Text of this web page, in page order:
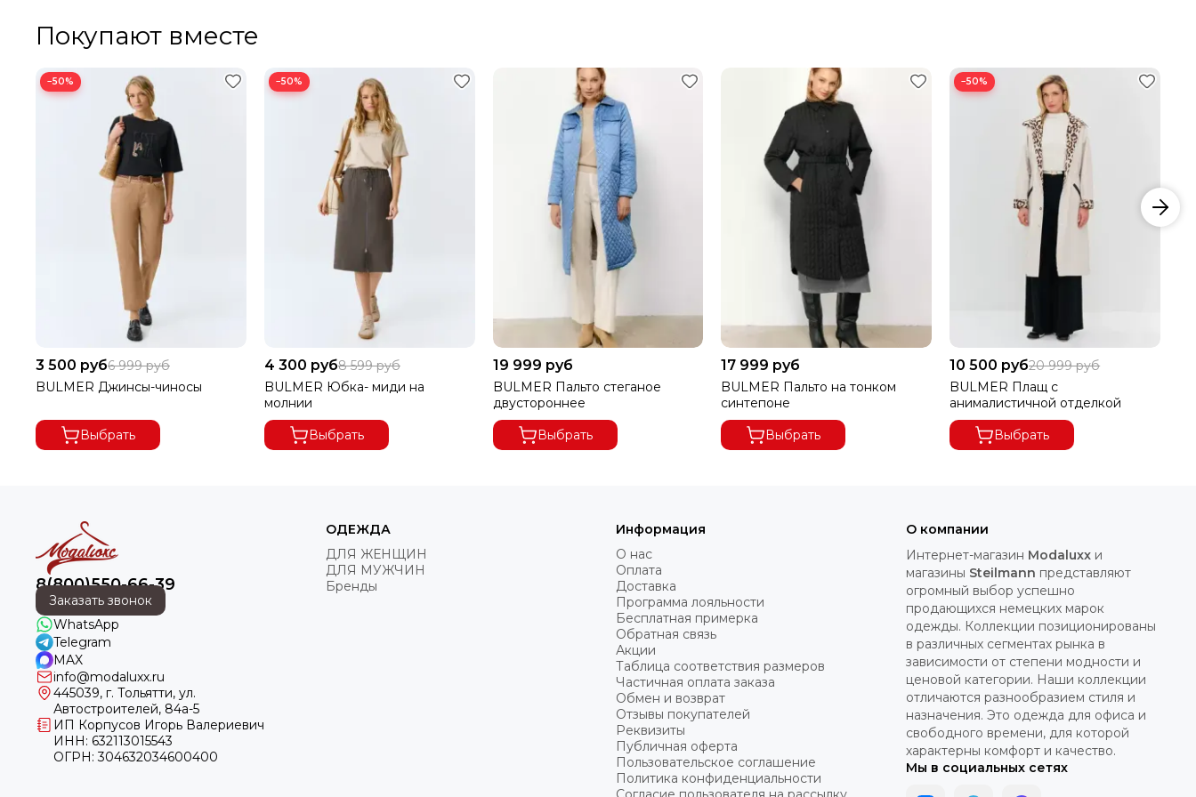
ПРИ ОТКАЗЕ ОТ ПОСЫЛКИ И ЕСЛИ СУММА ТОВАРА ПРИ ЧАСТИЧНОМ ВЫКУПЕ
ЗАКАЗА МЕНЕЕ 8000 РУБ., ПОЛУЧАТЕЛЬ ОПЛАЧИВАЕТ ДОСТАВКУ 100%.
Покупают вместе
−50%
3 500 руб6 999 руб
BULMER Джинсы-чиносы
Выбрать
−50%
4 300 руб8 599 руб
BULMER Юбка- миди на
молнии
Выбрать
19 999 руб
BULMER Пальто стеганое
двустороннее
Выбрать
17 999 руб
BULMER Пальто на тонком
синтепоне
Выбрать
−50%
10 500 руб20 999 руб
BULMER Плащ с
анималистичной отделкой
Выбрать
8(800)550-66-39
Заказать звонок
WhatsApp
Telegram
MAX
info@modaluxx.ru
445039, г. Тольятти, ул.
Автостроителей, 84а-5
ИП Корпусов Игорь Валериевич
ИНН: 632113015543
ОГРН: 304632034600400
ОДЕЖДА
ДЛЯ ЖЕНЩИН
ДЛЯ МУЖЧИН
Бренды
Информация
О нас
Оплата
Доставка
Программа лояльности
Бесплатная примерка
Обратная связь
Акции
Таблица соответствия размеров
Частичная оплата заказа
Обмен и возврат
Отзывы покупателей
Реквизиты
Публичная оферта
Пользовательское соглашение
Политика конфиденциальности
О компании
Интернет-магазин Modaluxx и
магазины Steilmann представляют
огромный выбор успешно
продающихся немецких марок
одежды. Коллекции позиционированы
в различных сегментах рынка в
зависимости от степени модности и
ценовой категории. Наши коллекции
отличаются разнообразием стиля и
назначения. Это одежда для офиса и
свободного времени, для которой
характерны комфорт и качество.
Мы в социальных сетях